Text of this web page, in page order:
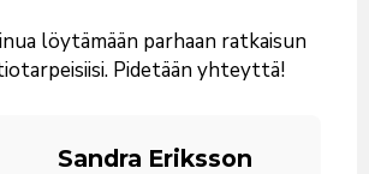
löytämään parhaan ratkaisun
Pidetään yhteyttä!
Sandra Eriksson